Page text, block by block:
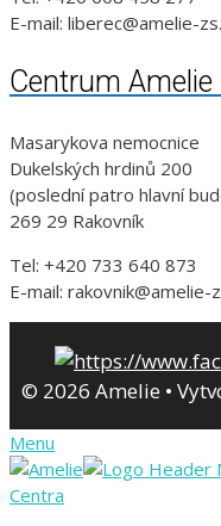
E-mail: liberec@amelie-
Centrum
Masarykova nemocnice
Dukelských hrdinů 200
(poslední patro hlavní
269 29 Rakovník
Tel: +420 733 640 873
E-mail: rakovnik@amelie-
© 2026 Amelie •
Menu
Centra